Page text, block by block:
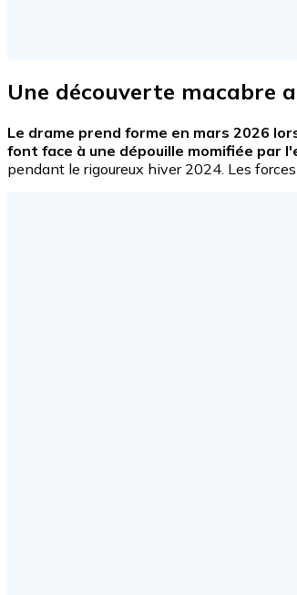
Une découverte macabre
Le drame prend forme en mars 2026
font face à une dépouille momifiée par
pendant le rigoureux hiver 2024. Les